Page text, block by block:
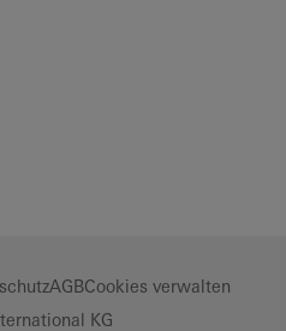
AGBCookies verwalten
KG